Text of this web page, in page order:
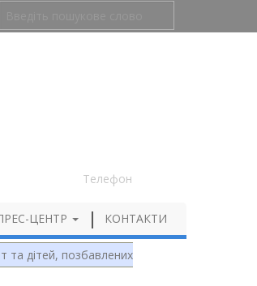
Телефон
ЦЕНТР КОНТАКТИ
та дітей, позбавлених